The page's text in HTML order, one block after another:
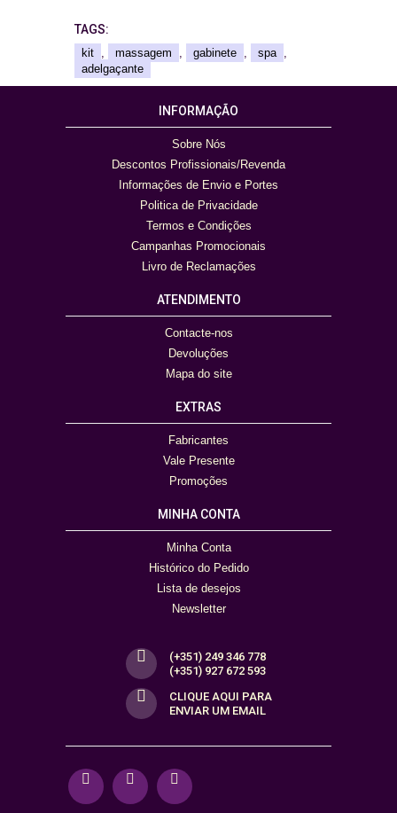
TAGS:
kit , massagem , gabinete , spa ,
adelgaçante
INFORMAÇÃO
Sobre Nós
Descontos Profissionais/Revenda
Informações de Envio e Portes
Politica de Privacidade
Termos e Condições
Campanhas Promocionais
Livro de Reclamações
ATENDIMENTO
Contacte-nos
Devoluções
Mapa do site
EXTRAS
Fabricantes
Vale Presente
Promoções
MINHA CONTA
Minha Conta
Histórico do Pedido
Lista de desejos
Newsletter
(+351) 249 346 778
(+351) 927 672 593
CLIQUE AQUI PARA
ENVIAR UM EMAIL